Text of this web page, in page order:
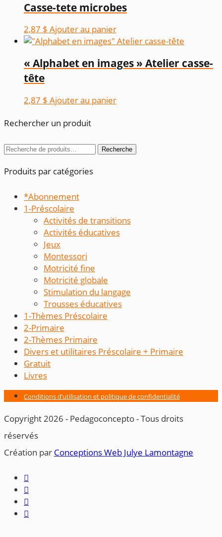
Casse-tete microbes
2,87 $ Ajouter au panier
« Alphabet en images » Atelier casse-
tête
2,87 $ Ajouter au panier
Rechercher un produit
Recherche
Recherche
Produits par catégories
*Abonnement
1-Préscolaire
Activités de transitions
Activités éducatives
Jeux
Montessori
Motricité fine
Motricité globale
Stimulation du langage
Trousses éducatives
1-Thèmes Préscolaire
2-Primaire
2-Thèmes Primaire
Divers et utilitaires Préscolaire + Primaire
Gratuit
Livres
Conditions d’utilisation et politique de confidentialité
Copyright 2026 - Pedagoconcepto - Tous droits
réservés
Création par ​ Conceptions Web Julye Lamontagne



